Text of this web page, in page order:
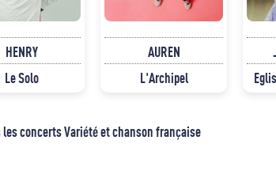
HENRY
Le Solo
AUREN
L'Archipel
les concerts Variété et chanson française